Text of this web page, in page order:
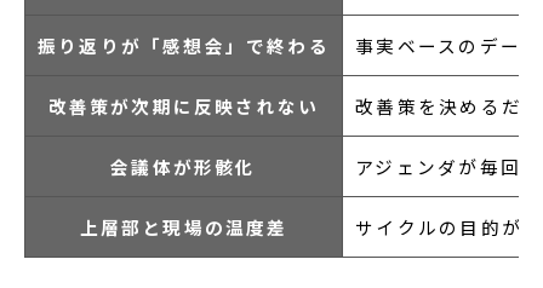
振り返りが「感想会」で終わる 事実ベースのデー
改善策が次期に反映されない 改善策を決めるだ
会議体が形骸化 アジェンダが毎回
上層部と現場の温度差 サイクルの目的が